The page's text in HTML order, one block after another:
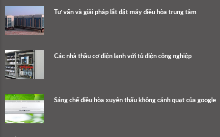
Tư vấn và giải pháp lắt đặt máy điều hòa trung tâm
Các nhà thầu cơ điện lạnh với tủ điện công nghiệp
Sáng chế điều hòa xuyên thấu không cánh quạt của google